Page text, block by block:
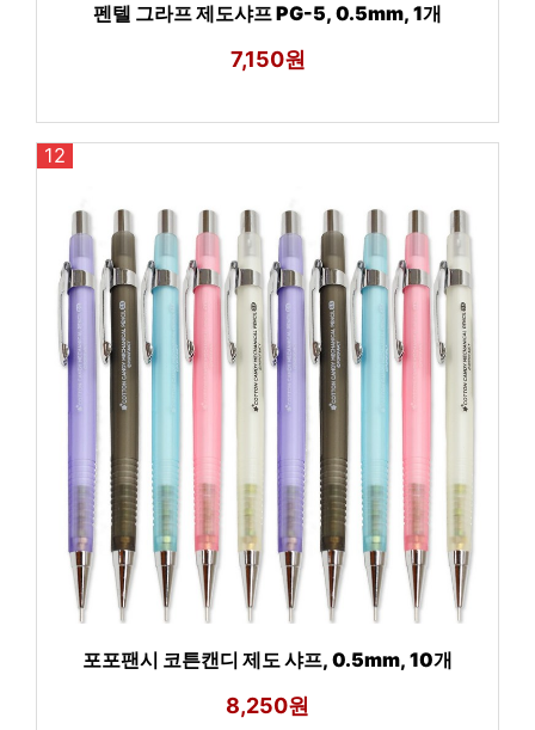
펜텔 그라프 제도샤프 PG-5, 0.5mm, 1개
7,150원
12
포포팬시 코튼캔디 제도 샤프, 0.5mm, 10개
8,250원